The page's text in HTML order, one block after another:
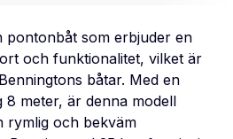
pontonbåt som erbjuder en
och funktionalitet, vilket är
båtar. Med en
8 meter, är denna modell
rymlig och bekväm